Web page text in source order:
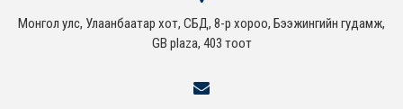
Монгол улс, Улаанбаатар хот, СБД, 8-р хороо, Бээжингийн гудамж,
GB plaza, 403 тоот